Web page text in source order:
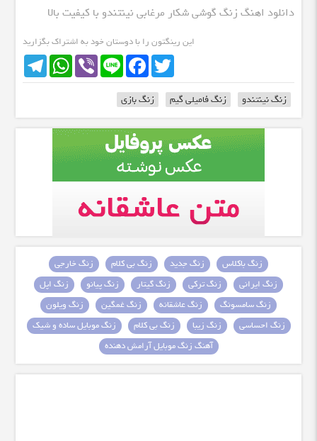
دانلود اهنگ زنگ گوشی شکار مرغابی نینتندو با کیفیت بالا
این رینگتون را با دوستان خود به اشتراک بگزارید
TelegramWhatsApp Viber Line
FacebookTwitter
زنگ نینتندو زنگ فامیلی گیم زنگ بازی
زنگ باکلاس زنگ جدید زنگ بی کلام
زنگ خارجی
زنگ ایرانی
زنگ ترکی زنگ گیتار زنگ پیانو
زنگ اپل
زنگ سامسونگ
زنگ عاشقانه زنگ غمگین
زنگ ویلون
زنگ احساسی
زنگ زیبا زنگ بی کلام
زنگ موبایل ساده و شیک
آهنگ زنگ موبایل آرامش دهنده